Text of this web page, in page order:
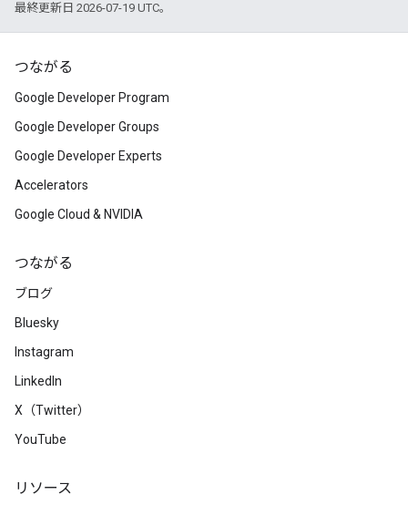
最終更新日 2026-07-19 UTC。
つながる
Google Developer Program
Google Developer Groups
Google Developer Experts
Accelerators
Google Cloud & NVIDIA
つながる
ブログ
Bluesky
Instagram
LinkedIn
X（Twitter）
YouTube
リソース